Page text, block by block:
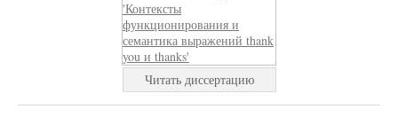
Читать диссертацию